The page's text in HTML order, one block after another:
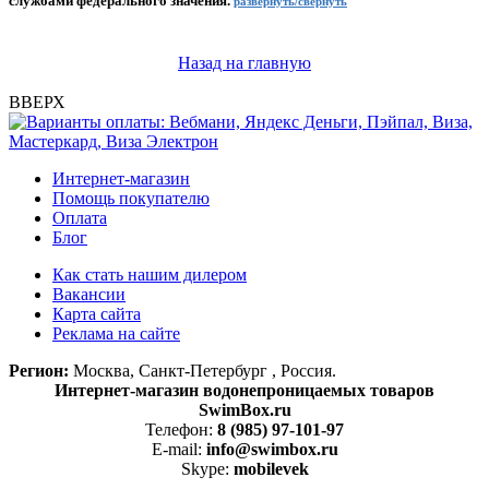
Назад на главную
ВВЕРХ
Интернет-магазин
Помощь покупателю
Оплата
Блог
Как стать нашим дилером
Вакансии
Карта сайта
Реклама на сайте
Регион: Москва, Санкт-Петербург , Россия.
Интернет-магазин водонепроницаемых товаров
SwimBox.ru
Телефон: 8 (985) 97-101-97
E-mail: info@swimbox.ru
Skype: mobilevek